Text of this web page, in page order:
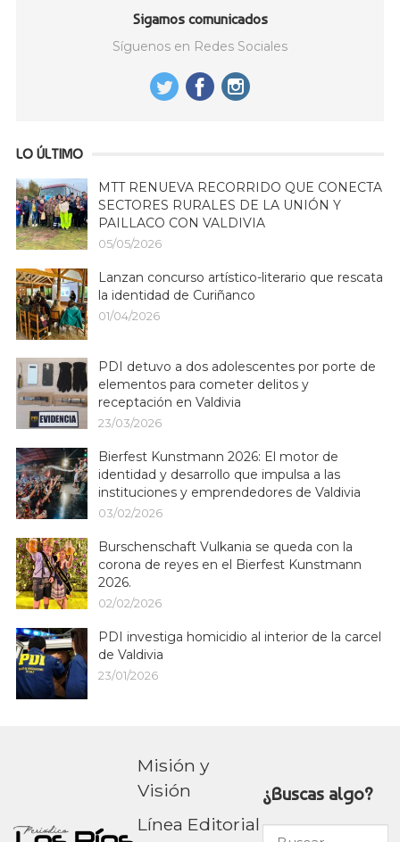
Sigamos comunicados
Síguenos en Redes Sociales
LO ÚLTIMO
MTT RENUEVA RECORRIDO QUE CONECTA
SECTORES RURALES DE LA UNIÓN Y
PAILLACO CON VALDIVIA
05/05/2026
Lanzan concurso artístico-literario que rescata
la identidad de Curiñanco
01/04/2026
PDI detuvo a dos adolescentes por porte de
elementos para cometer delitos y
receptación en Valdivia
23/03/2026
Bierfest Kunstmann 2026: El motor de
identidad y desarrollo que impulsa a las
instituciones y emprendedores de Valdivia
03/02/2026
Burschenschaft Vulkania se queda con la
corona de reyes en el Bierfest Kunstmann
2026.
02/02/2026
PDI investiga homicidio al interior de la carcel
de Valdivia
23/01/2026
Misión y
Visión
Línea Editorial
¿Buscas algo?
Buscar